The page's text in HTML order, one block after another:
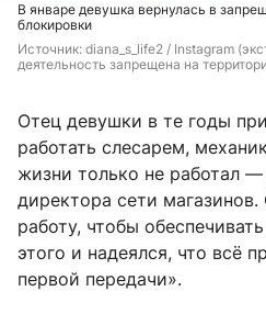
В январе девушка вернулась в
блокировки
Источник: diana_s_life2 / Instagram
деятельность запрещена на
Отец девушки в те годы
работать слесарем,
жизни только не работал —
директора сети
работу, чтобы
этого и надеялся, что всё
первой передачи».